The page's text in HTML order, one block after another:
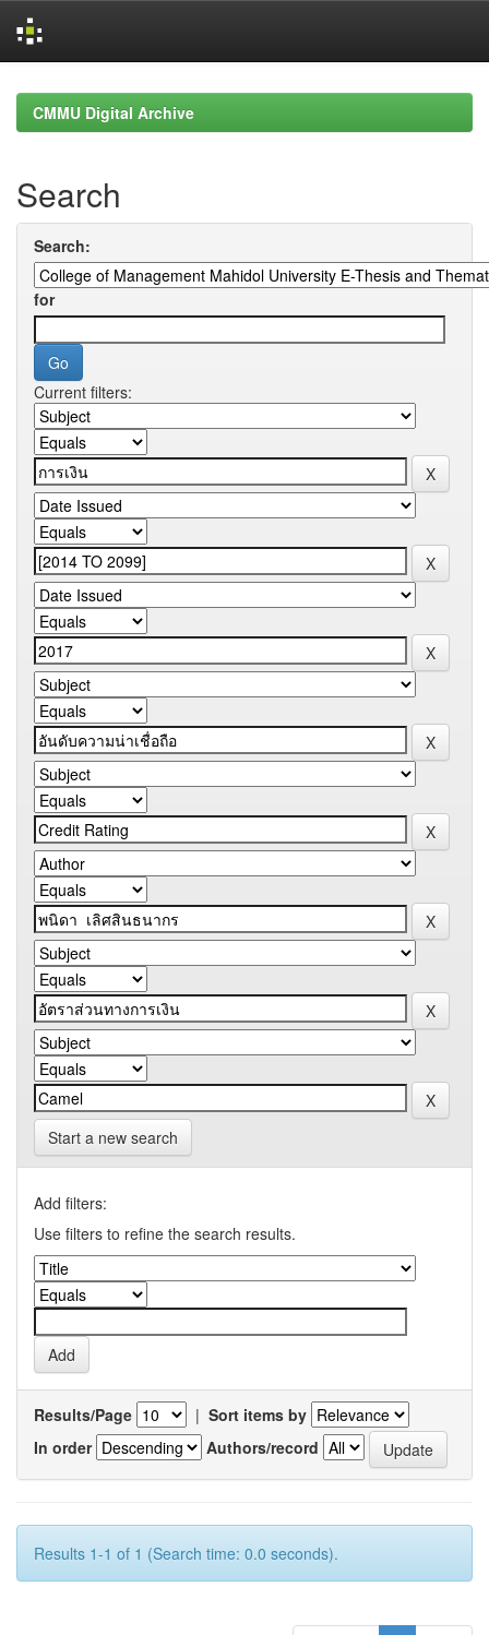
navigationCMMU Digital Archive
Search
Search:
for
Current filters:
Start a new search
Add filters:
Use filters to refine the search results.
Results/Page | Sort items by
In order
Authors/record
Results 1-1 of 1 (Search time: 0.0 seconds).